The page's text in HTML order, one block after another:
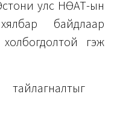
улс НӨАТ-ын
байдлаар
гэж
тайлагналтыг